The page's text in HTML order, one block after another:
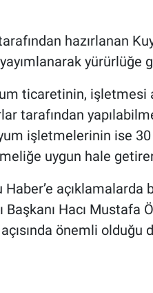
hazırlanan
yürürlüğe
ticaretinin, işletmesi
tarafından
işletmelerinin ise
uygun hale
Hacı Mustafa
önemli olduğu